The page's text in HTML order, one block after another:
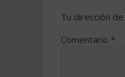
Tu dirección
Comentario *